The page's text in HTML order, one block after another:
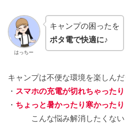
はっちー
キャンプの困ったを
ポタ電で快適に♪
キャンプは不便な環境を楽しんだ
・ スマホの充電が切れちゃったり
・ ちょっと暑かったり寒かったり
こんな悩み解消したくない